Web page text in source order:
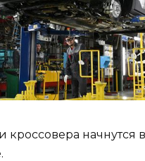
кроссовера начнутся